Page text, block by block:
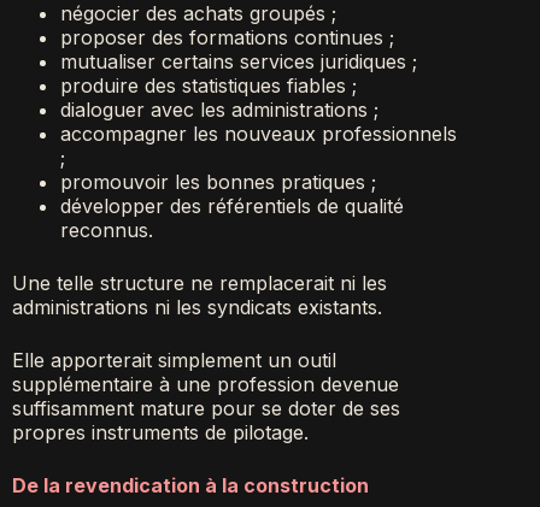
négocier des achats groupés ;
proposer des formations continues ;
mutualiser certains services juridiques ;
produire des statistiques fiables ;
dialoguer avec les administrations ;
accompagner les nouveaux professionnels
;
promouvoir les bonnes pratiques ;
développer des référentiels de qualité
reconnus.
Une telle structure ne remplacerait ni les
administrations ni les syndicats existants.
Elle apporterait simplement un outil
supplémentaire à une profession devenue
suffisamment mature pour se doter de ses
propres instruments de pilotage.
De la revendication à la construction